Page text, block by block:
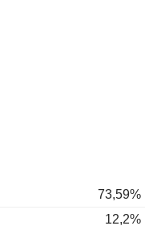
73,59%
12,2%